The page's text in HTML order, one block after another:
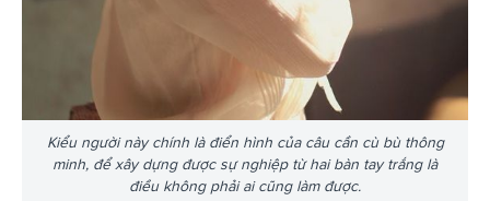
Kiểu người này chính là điển hình của câu cần cù bù thông
minh, để xây dựng được sự nghiệp từ hai bàn tay trắng là
điều không phải ai cũng làm được.